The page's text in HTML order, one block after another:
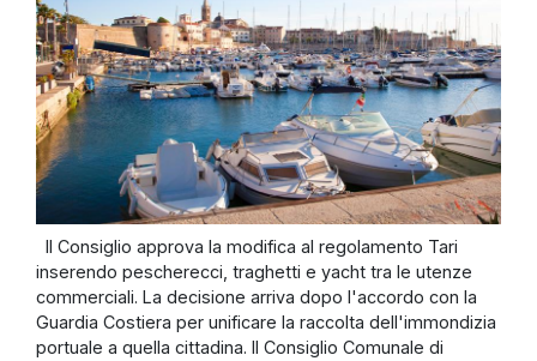
Il Consiglio approva la modifica al regolamento Tari
inserendo pescherecci, traghetti e yacht tra le utenze
commerciali. La decisione arriva dopo l'accordo con la
Guardia Costiera per unificare la raccolta dell'immondizia
portuale a quella cittadina. Il Consiglio Comunale di